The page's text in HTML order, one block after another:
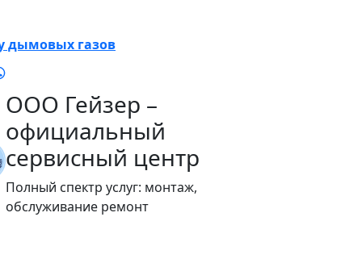
дымовых газов
ООО Гейзер –
официальный
сервисный центр
Полный спектр услуг: монтаж,
обслуживание ремонт